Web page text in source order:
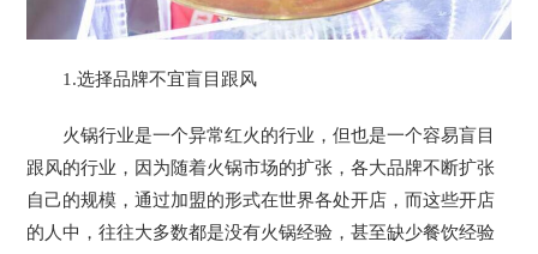
1.选择品牌不宜盲目跟风
火锅行业是一个异常红火的行业，但也是一个容易盲目
跟风的行业，因为随着火锅市场的扩张，各大品牌不断扩张
自己的规模，通过加盟的形式在世界各处开店，而这些开店
的人中，往往大多数都是没有火锅经验，甚至缺少餐饮经验